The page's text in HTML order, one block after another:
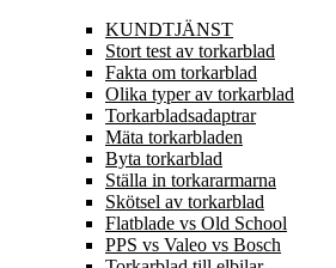
KUNDTJÄNST
Stort test av torkarblad
Fakta om torkarblad
Olika typer av torkarblad
Torkarbladsadaptrar
Mäta torkarbladen
Byta torkarblad
Ställa in torkararmarna
Skötsel av torkarblad
Flatblade vs Old School
PPS vs Valeo vs Bosch